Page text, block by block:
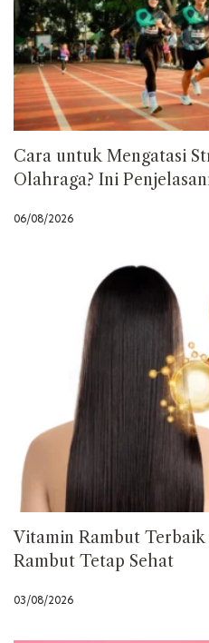
Cara untuk Mengatasi
Olahraga? Ini
06/08/2026
Vitamin Rambut
Rambut Tetap Sehat
03/08/2026